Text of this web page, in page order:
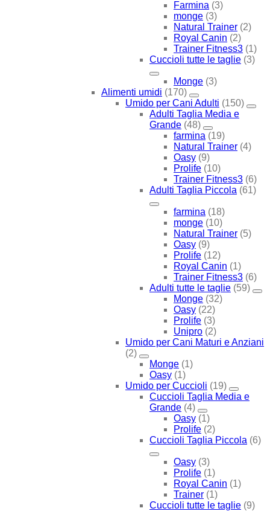
Farmina (3)
monge (3)
Natural Trainer (2)
Royal Canin (2)
Trainer Fitness3 (1)
Cuccioli tutte le taglie (3)
Monge (3)
Alimenti umidi (170)
Umido per Cani Adulti (150)
Adulti Taglia Media e
Grande (48)
farmina (19)
Natural Trainer (4)
Oasy (9)
Prolife (10)
Trainer Fitness3 (6)
Adulti Taglia Piccola (61)
farmina (18)
monge (10)
Natural Trainer (5)
Oasy (9)
Prolife (12)
Royal Canin (1)
Trainer Fitness3 (6)
Adulti tutte le taglie (59)
Monge (32)
Oasy (22)
Prolife (3)
Unipro (2)
Umido per Cani Maturi e Anziani
(2)
Monge (1)
Oasy (1)
Umido per Cuccioli (19)
Cuccioli Taglia Media e
Grande (4)
Oasy (1)
Prolife (2)
Cuccioli Taglia Piccola (6)
Oasy (3)
Prolife (1)
Royal Canin (1)
Trainer (1)
Cuccioli tutte le taglie (9)